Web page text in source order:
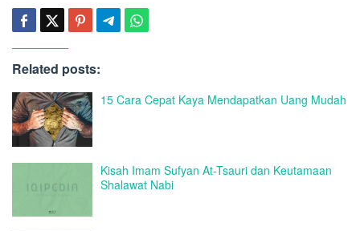
Related posts:
15 Cara Cepat Kaya Mendapatkan Uang Mudah
Kisah Imam Sufyan At-Tsauri dan Keutamaan
Shalawat Nabi